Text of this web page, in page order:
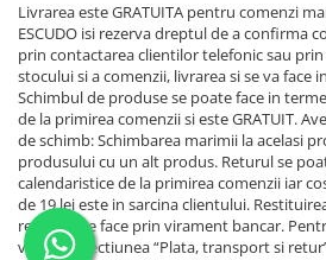
Livrarea este GRATUITA pentru comenzi
ESCUDO isi rezerva dreptul de a confirma
prin contactarea clientilor telefonic sau
stocului si a comenzii, livrarea si se va face
Schimbul de produse se poate face in
de la primirea comenzii si este GRATUIT.
de schimb: Schimbarea marimii la acelasi
produsului cu un alt produs. Returul se
calendaristice de la primirea comenzii iar
de 19 lei este in sarcina clientului.
returnat se face prin virament bancar.
verificati sectiunea “Plata, transport si